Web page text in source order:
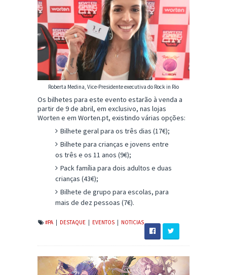
Roberta Medina, Vice-Presidente executiva do Rock in Rio
Os bilhetes para este evento estarão à venda a
partir de 9 de abril, em exclusivo, nas lojas
Worten e em Worten.pt, existindo várias opções:
Bilhete geral para os três dias (17€);
Bilhete para crianças e jovens entre
os três e os 11 anos (9€);
Pack família para dois adultos e duas
crianças (43€);
Bilhete de grupo para escolas, para
mais de dez pessoas (7€).
#PA | DESTAQUE | EVENTOS | NOTICIAS